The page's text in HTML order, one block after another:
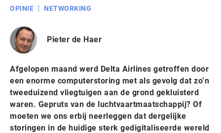
OPINIE
NETWORKING
Pieter de Haer
Afgelopen maand werd Delta Airlines getroffen door
een enorme computerstoring met als gevolg dat zo’n
tweeduizend vliegtuigen aan de grond gekluisterd
waren. Gepruts van de luchtvaartmaatschappij? Of
moeten we ons erbij neerleggen dat dergelijke
storingen in de huidige sterk gedigitaliseerde wereld